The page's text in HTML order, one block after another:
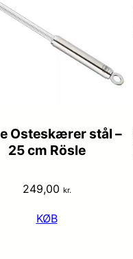
Osteskærer stål –
25 cm Rösle
249,00 kr.
KØB